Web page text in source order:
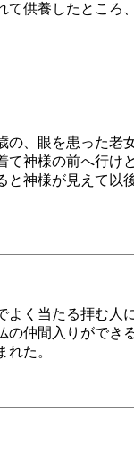
て供養したところ
の、眼を患った老
て神様の前へ行け
と神様が見えて以
よく当たる拝む人
の仲間入りができ
た。